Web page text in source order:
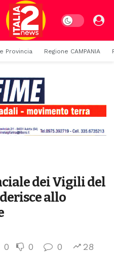
Dark mode
Provincia Regione CAMPANIA
dei Vigili del
allo
0 0 0 28